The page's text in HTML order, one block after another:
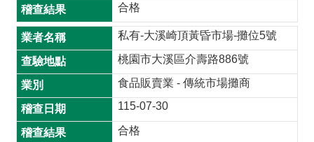
食
安
心
專
欄
常
合格
私有-大溪崎頂黃昏市場-攤位5號
桃園市大溪區介壽路886號
食品販賣業 - 傳統市場攤商
115-07-30
合格